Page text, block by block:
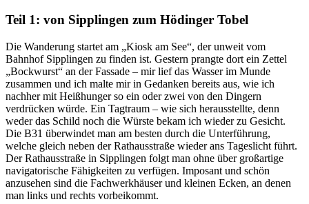
Teil 1: von Sipplingen zum Hödinger Tobel
Die Wanderung startet am „Kiosk am See“, der unweit vom
Bahnhof Sipplingen zu finden ist. Gestern prangte dort ein Zettel
„Bockwurst“ an der Fassade – mir lief das Wasser im Munde
zusammen und ich malte mir in Gedanken bereits aus, wie ich
nachher mit Heißhunger so ein oder zwei von den Dingern
verdrücken würde. Ein Tagtraum – wie sich herausstellte, denn
weder das Schild noch die Würste bekam ich wieder zu Gesicht.
Die B31 überwindet man am besten durch die Unterführung,
welche gleich neben der Rathausstraße wieder ans Tageslicht führt.
Der Rathausstraße in Sipplingen folgt man ohne über großartige
navigatorische Fähigkeiten zu verfügen. Imposant und schön
anzusehen sind die Fachwerkhäuser und kleinen Ecken, an denen
man links und rechts vorbeikommt.